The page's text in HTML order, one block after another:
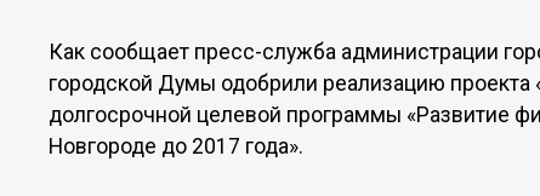
Как сообщает пресс-служба администрации
городской Думы одобрили реализацию проекта
долгосрочной целевой программы «Развитие
Новгороде до 2017 года».